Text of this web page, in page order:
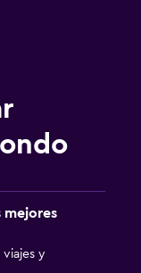
mejores
y